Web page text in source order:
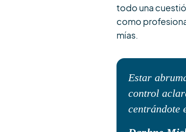
todo una
como
mías.
Estar
control
centrándote